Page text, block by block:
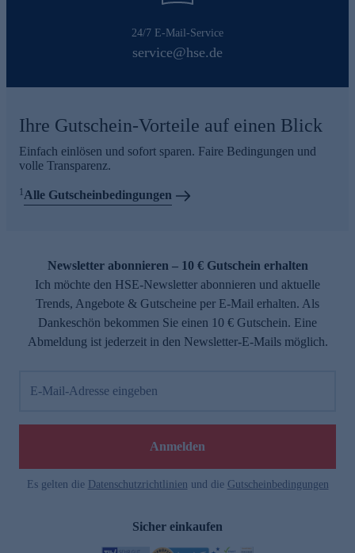
24/7 E-Mail-Service
service@hse.de
Ihre Gutschein-Vorteile auf einen Blick
Einfach einlösen und sofort sparen. Faire Bedingungen und
volle Transparenz.
1Alle Gutscheinbedingungen
Newsletter abonnieren – 10 € Gutschein erhalten
Ich möchte den HSE-Newsletter abonnieren und aktuelle
Trends, Angebote & Gutscheine per E-Mail erhalten. Als
Dankeschön bekommen Sie einen 10 € Gutschein. Eine
Abmeldung ist jederzeit in den Newsletter-E-Mails möglich.
E-Mail-Adresse eingeben
Anmelden
Es gelten die Datenschutzrichtlinien und die Gutscheinbedingungen
Sicher einkaufen